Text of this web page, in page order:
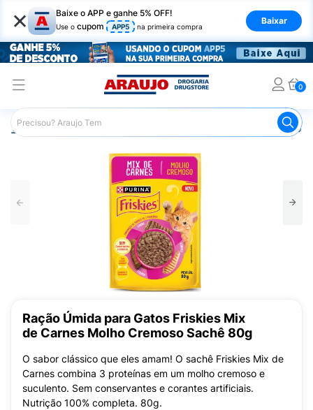
× Baixe o APP e ganhe 5% OFF!
Use o cupom APP5 na primeira compra
Baixar
0
Araujo Pet Shop Ração
Ração Úmida para Gatos Friskies Mix
de Carnes Molho Cremoso Sachê 80g
O sabor clássico que eles amam! O sachê Friskies Mix de
Carnes combina 3 proteínas em um molho cremoso e
suculento. Sem conservantes e corantes artificiais.
Nutrição 100% completa. 80g.